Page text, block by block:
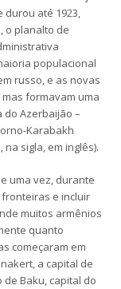
durou até 1923,
o planalto de
populacional
russo, e as novas
formavam uma
do Azerbaijão –
Karabakh
na sigla, em inglês).
uma vez, durante
fronteiras e incluir
muitos armênios
quanto
começaram em
a capital de
Baku, capital do